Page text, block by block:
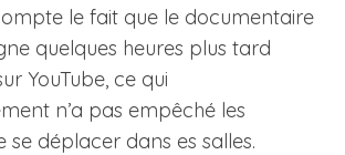
le fait que le documentaire
quelques heures plus tard
YouTube, ce qui
n’a pas empêché les
se déplacer dans es salles.